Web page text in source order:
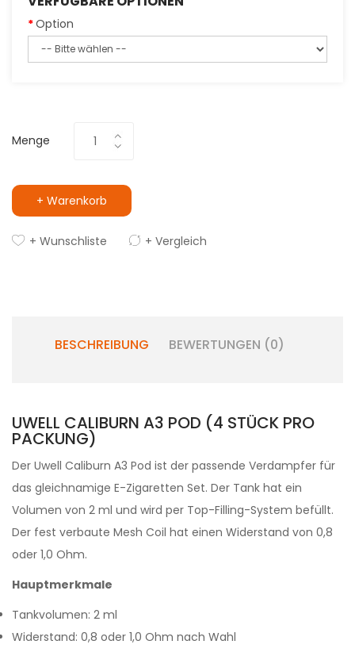
Option
Menge
+ Warenkorb
+ Wunschliste + Vergleich
BESCHREIBUNG BEWERTUNGEN (0)
UWELL CALIBURN A3 POD (4 STÜCK PRO
PACKUNG)
Der Uwell Caliburn A3 Pod ist der passende Verdampfer für
das gleichnamige E-Zigaretten Set. Der Tank hat ein
Volumen von 2 ml und wird per Top-Filling-System befüllt.
Der fest verbaute Mesh Coil hat einen Widerstand von 0,8
oder 1,0 Ohm.
Hauptmerkmale
Tankvolumen: 2 ml
Widerstand: 0,8 oder 1,0 Ohm nach Wahl